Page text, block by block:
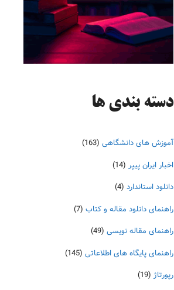
دسته‌ بندی ها
آموزش های دانشگاهی (163)
اخبار ایران پیپر (14)
دانلود استاندارد (4)
راهنمای دانلود مقاله و کتاب (7)
راهنمای مقاله نویسی (49)
راهنمای پایگاه های اطلاعاتی (145)
رپورتاژ (19)